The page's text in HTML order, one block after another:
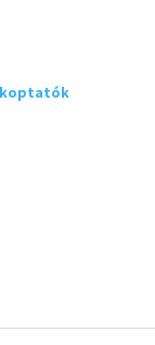
koptatók